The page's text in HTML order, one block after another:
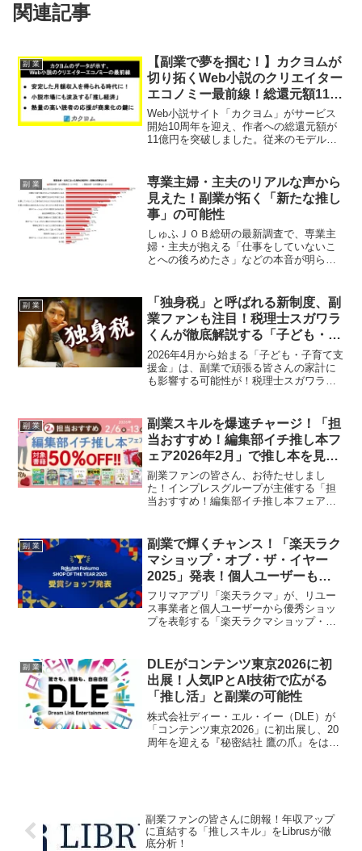
関連記事
副 業
【副業で夢を掴む！】カクヨムが
切り拓くWeb小説のクリエイター
エコノミー最前線！総還元額11億
円突破＆推し活応援キャンペーン
Web小説サイト「カクヨム」がサービス
開始10周年を迎え、作者への総還元額が
11億円を突破しました。従来のモデルか
し経済」がもたらす新たなヒット作品創
出モデル、そして10周年記念の特別キャ
ンペーンについて、副業ファンが気にな
る最新情報をお届けします。
副 業
専業主婦・主夫のリアルな声から
見えた！副業が拓く「新たな推し
事」の可能性
しゅふＪＯＢ総研の最新調査で、専業主
婦・主夫が抱える「仕事をしていないこ
とへの後ろめたさ」などの本音が明らか
トになるかもしれません！
副 業
「独身税」と呼ばれる新制度、副
業ファンも注目！税理士スガワラ
くんが徹底解説する「子ども・子
育て支援金」の仕組みと負担
2026年4月から始まる「子ども・子育て支
援金」は、副業で頑張る皆さんの家計に
も影響する可能性が！税理士スガワラく
く解説。あなたの推し活にも関わる最新
情報をチェックして、賢く対策を立てよ
う！
副 業
副業スキルを爆速チャージ！「担
当おすすめ！編集部イチ推し本フ
ェア2026年2月」で推し本を見つ
けよう！
副業ファンの皆さん、お待たせしまし
た！インプレスグループが主催する「担
当おすすめ！編集部イチ推し本フェア
確定申告など、副業に役立つ電子書籍が
期間限定で50％オフに。編集部が厳選し
た「推し本」で、あなたのスキルアップ
を強力にサポートします！
副 業
副業で輝くチャンス！「楽天ラク
マショップ・オブ・ザ・イヤー
2025」発表！個人ユーザーも受
賞対象に
フリマアプリ「楽天ラクマ」が、リユー
ス事業者と個人ユーザーから優秀ショッ
プを表彰する「楽天ラクマショップ・オ
副業で活躍するファンにとって大きなモ
チベーションとなること間違いなし！受
賞ショップで使えるお得なクーポンキャ
ンペーンも実施中です。
副 業
DLEがコンテンツ東京2026に初
出展！人気IPとAI技術で広がる
「推し活」と副業の可能性
株式会社ディー・エル・イー（DLE）が
「コンテンツ東京2026」に初出展し、20
周年を迎える『秘密結社 鷹の爪』をはじ
報が満載です。
副業ファンの皆さんに朗報！年収アップ
に直結する「推しスキル」をLibrusが徹
底分析！